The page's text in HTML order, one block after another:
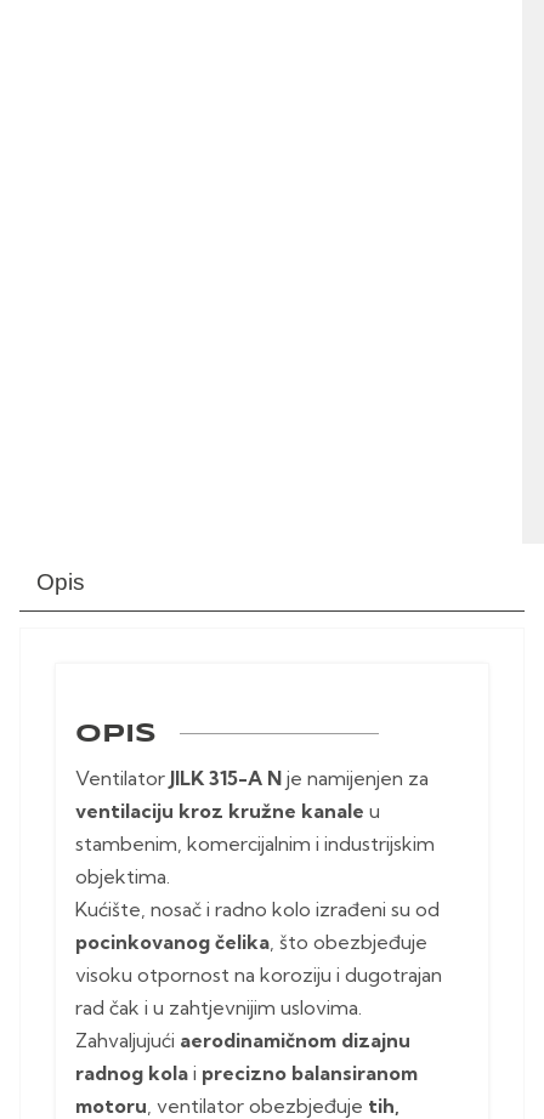
Opis
OPIS
Ventilator JILK 315-A N je namijenjen za
ventilaciju kroz kružne kanale u
stambenim, komercijalnim i industrijskim
objektima.
Kućište, nosač i radno kolo izrađeni su od
pocinkovanog čelika , što obezbjeđuje
visoku otpornost na koroziju i dugotrajan
rad čak i u zahtjevnijim uslovima.
Zahvaljujući aerodinamičnom dizajnu
radnog kola i precizno balansiranom
motoru , ventilator obezbjeđuje tih,